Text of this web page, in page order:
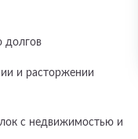
долгов
и расторжении
с недвижимостью и